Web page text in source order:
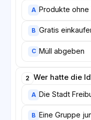
A Produkte ohne
B Gratis
C Müll abgeben
2 Wer hatte die
A Die Stadt
B Eine Gruppe